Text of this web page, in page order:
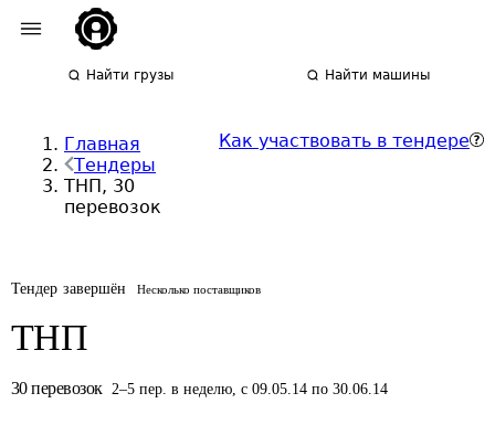
Найти грузы Найти машины
Главная
Тендеры
ТНП, 30
перевозок
Как участвовать в тендере
Тендер завершён Несколько поставщиков
ТНП
30 перевозок 2–5 пер. в неделю, с 09.05.14 по 30.06.14